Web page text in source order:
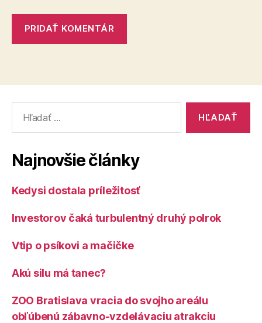
Najnovšie články
Kedysi dostala príležitosť
Investorov čaká turbulentný druhý polrok
Vtip o psíkovi a mačičke
Akú silu má tanec?
ZOO Bratislava vracia do svojho areálu
obľúbenú zábavno-vzdelávaciu atrakciu